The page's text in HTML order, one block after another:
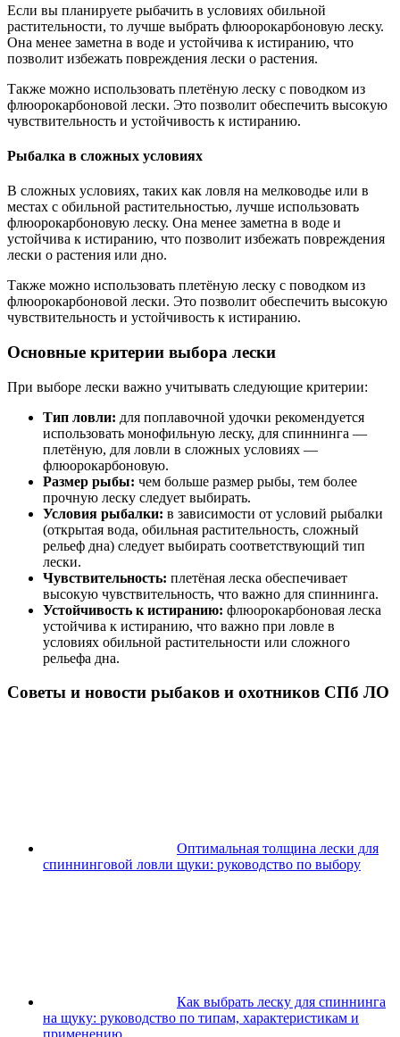
Если вы планируете рыбачить в условиях обильной
растительности, то лучше выбрать флюорокарбоновую леску.
Она менее заметна в воде и устойчива к истиранию, что
позволит избежать повреждения лески о растения.
Также можно использовать плетёную леску с поводком из
флюорокарбоновой лески. Это позволит обеспечить высокую
чувствительность и устойчивость к истиранию.
Рыбалка в сложных условиях
В сложных условиях, таких как ловля на мелководье или в
местах с обильной растительностью, лучше использовать
флюорокарбоновую леску. Она менее заметна в воде и
устойчива к истиранию, что позволит избежать повреждения
лески о растения или дно.
Также можно использовать плетёную леску с поводком из
флюорокарбоновой лески. Это позволит обеспечить высокую
чувствительность и устойчивость к истиранию.
Основные критерии выбора лески
При выборе лески важно учитывать следующие критерии:
Тип ловли: для поплавочной удочки рекомендуется
использовать монофильную леску, для спиннинга —
плетёную, для ловли в сложных условиях —
флюорокарбоновую.
Размер рыбы: чем больше размер рыбы, тем более
прочную леску следует выбирать.
Условия рыбалки: в зависимости от условий рыбалки
(открытая вода, обильная растительность, сложный
рельеф дна) следует выбирать соответствующий тип
лески.
Чувствительность: плетёная леска обеспечивает
высокую чувствительность, что важно для спиннинга.
Устойчивость к истиранию: флюорокарбоновая леска
устойчива к истиранию, что важно при ловле в
условиях обильной растительности или сложного
рельефа дна.
Советы и новости рыбаков и охотников СПб ЛО
Оптимальная толщина лески для
спиннинговой ловли щуки: руководство по выбору
Как выбрать леску для спиннинга
на щуку: руководство по типам, характеристикам и
применению